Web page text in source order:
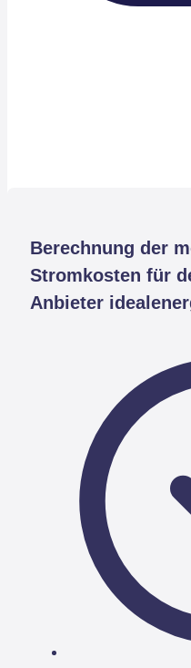
Berechnung der
Stromkosten für
Anbieter